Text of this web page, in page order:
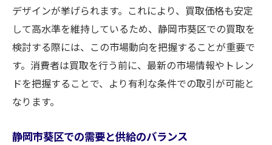
静岡市葵区でカルティエ時計を高く売るための
準備
事前に知っておくべき市場情報
査定当日までの段取りと準備
必要書類の整理と保管
実店舗とオンライン査定の利点比較
デザインが挙げられます。これにより、買取価格も安定
して高水準を維持しているため、静岡市葵区での買取を
検討する際には、この市場動向を把握することが重要で
す。消費者は買取を行う前に、最新の市場情報やトレン
ドを把握することで、より有利な条件での取引が可能と
なります。
静岡市葵区での需要と供給のバランス